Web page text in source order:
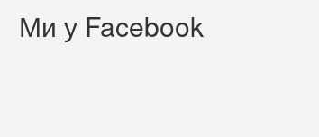
Ми у Facebook